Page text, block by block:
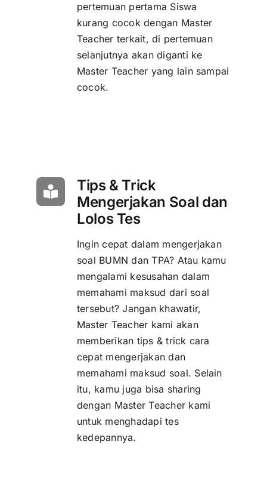
pertemuan pertama Siswa
kurang cocok dengan Master
Teacher terkait, di pertemuan
selanjutnya akan diganti ke
Master Teacher yang lain sampai
cocok.
Tips & Trick
Mengerjakan Soal dan
Lolos Tes
Ingin cepat dalam mengerjakan
soal BUMN dan TPA? Atau kamu
mengalami kesusahan dalam
memahami maksud dari soal
tersebut? Jangan khawatir,
Master Teacher kami akan
memberikan tips & trick cara
cepat mengerjakan dan
memahami maksud soal. Selain
itu, kamu juga bisa sharing
dengan Master Teacher kami
untuk menghadapi tes
kedepannya.